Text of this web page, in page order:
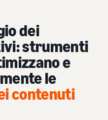
dei
strumenti
e
le
contenuti